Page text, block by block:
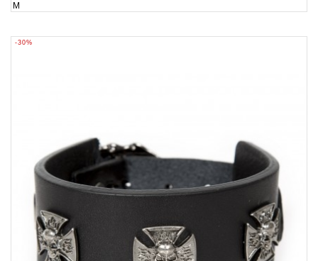
M
-30%